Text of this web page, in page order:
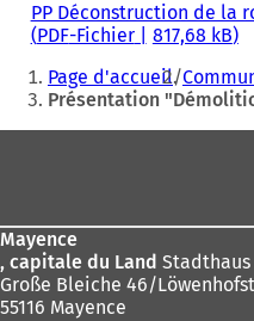
PP Déconstruction de la
PDF-Fichier 817,68 kB
Vous
êtes
ici
Page d'accueil
Présentation
Mayence
, capitale du Land
Große Bleiche 46/
55116 Mayence